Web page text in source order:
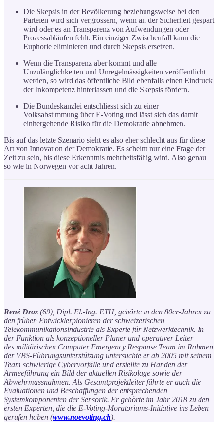
Die Skepsis in der Bevölkerung beziehungsweise bei den
Parteien wird sich vergrössern, wenn an der Sicherheit gespart
wird oder es an Transparenz von Aufwendungen oder
Prozessabläufen fehlt. Ein einziger Zwischenfall kann die
Euphorie eliminieren und durch Skepsis ersetzen.
Wenn die Transparenz aber kommt und alle
Unzulänglichkeiten und Unregelmässigkeiten veröffentlicht
werden, so wird das öffentliche Bild ebenfalls einen Eindruck
der Inkompetenz hinterlassen und die Skepsis fördern.
Die Bundeskanzlei entschliesst sich zu einer
Volksabstimmung über E-Voting und lässt sich das damit
einhergehende Risiko für die Demokratie abnehmen.
Bis auf das letzte Szenario sieht es also eher schlecht aus für diese
Art von Innovation der Demokratie. Es scheint nur eine Frage der
Zeit zu sein, bis diese Erkenntnis mehrheitsfähig wird. Also genau
so wie in Norwegen vor acht Jahren.
René Droz (69), Dipl. El.-Ing. ETH, gehörte in den 80er-Jahren zu
den frühen Entwicklerpionieren der schweizerischen
Telekommunikationsindustrie als Experte für Netzwerktechnik. In
der Funktion als konzeptioneller Planer und operativer Leiter
des militärischen Computer Emergency Response Team im Rahmen
der VBS-Führungsunterstützung untersuchte er ab 2005 mit seinem
Team schwierige Cybervorfälle und erstellte zu Handen der
Armeeführung ein Bild der aktuellen Risikolage sowie der
Abwehrmassnahmen. Als Gesamtprojektleiter führte er auch die
Evaluationen und Beschaffungen der entsprechenden
Systemkomponenten der Sensorik. Er gehörte im Jahr 2018 zu den
ersten Experten, die die E-Voting-Moratoriums-Initiative ins Leben
gerufen haben (www.noevoting.ch).